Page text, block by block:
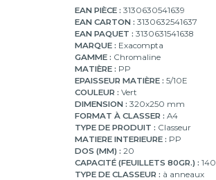
EAN PIÈCE : 3130630541639
EAN CARTON : 3130632541637
EAN PAQUET : 3130631541638
MARQUE : Exacompta
GAMME : Chromaline
MATIÈRE : PP
EPAISSEUR MATIÈRE : 5/10E
COULEUR : Vert
DIMENSION : 320x250 mm
FORMAT À CLASSER : A4
TYPE DE PRODUIT : Classeur
MATIERE INTERIEURE : PP
DOS (MM) : 20
CAPACITÉ (FEUILLETS 80GR.) : 140
TYPE DE CLASSEUR : à anneaux